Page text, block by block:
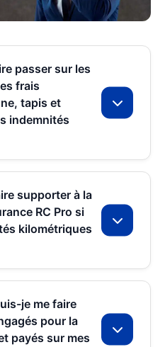
passer sur les
frais
tapis et
indemnités
supporter à la
RC Pro si
kilométriques
je me faire
pour la
payés sur mes